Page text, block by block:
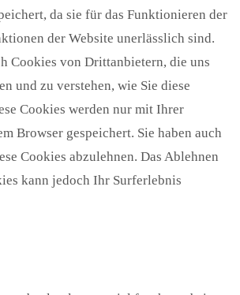
da sie für das Funktionieren der
der Website unerlässlich sind.
Cookies von Drittanbietern, die uns
und zu verstehen, wie Sie diese
Cookies werden nur mit Ihrer
Browser gespeichert. Sie haben auch
Cookies abzulehnen. Das Ablehnen
kann jedoch Ihr Surferlebnis